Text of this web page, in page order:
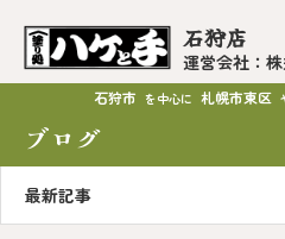
石狩店
運営会社：
石狩市 を中心に 札幌市東区
ブログ
最新記事